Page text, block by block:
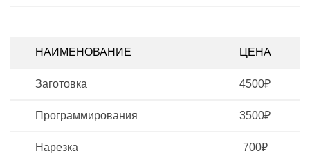
НАИМЕНОВАНИЕ ЦЕНА
Заготовка 4500₽
Программирования 3500₽
Нарезка 700₽